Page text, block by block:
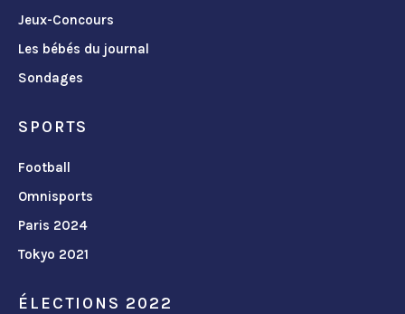
Jeux-Concours
Les bébés du journal
Sondages
SPORTS
Football
Omnisports
Paris 2024
Tokyo 2021
ÉLECTIONS 2022